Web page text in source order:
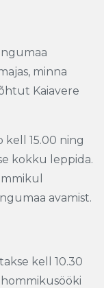
minna
Kaiavere
kell 15.00 ning
kokku leppida.
avamist.
kell 10.30